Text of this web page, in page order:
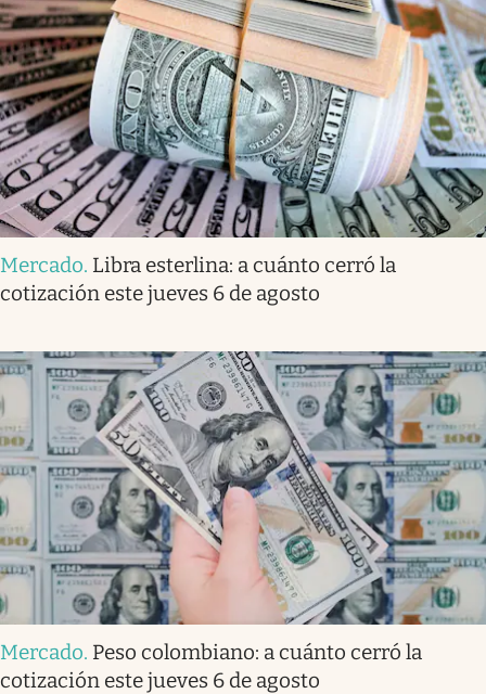
Mercado. Libra esterlina: a cuánto cerró la
cotización este jueves 6 de agosto
Mercado. Peso colombiano: a cuánto cerró la
cotización este jueves 6 de agosto